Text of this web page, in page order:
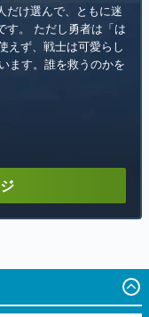
だけ選んで、ともに迷
す。 ただし勇者は「は
えず、戦士は可愛らし
ます。誰を救うのかを